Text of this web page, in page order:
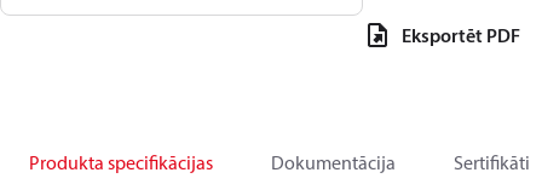
Eksportēt PDF
Produkta specifikācijas Dokumentācija Sertifikāti